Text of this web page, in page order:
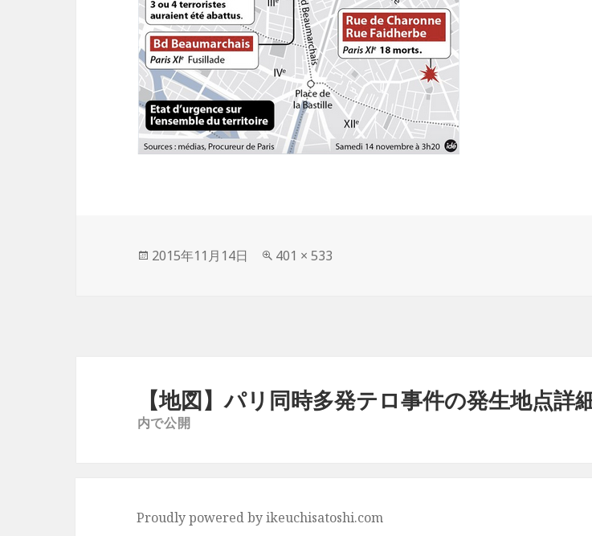
投
2015年11月14日
フ
401 × 533
【地図】パリ同時多発テロ事件の発生地点詳
内で公開
Proudly powered by ikeuchisatoshi.com